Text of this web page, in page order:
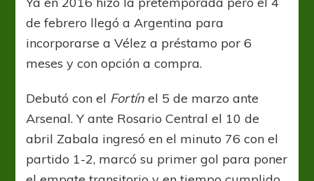
de febrero llegó a Argentina para
incorporarse a Vélez a préstamo por 6
meses y con opción a compra.
Debutó con el Fortín el 5 de marzo ante
Arsenal. Y ante Rosario Central el 10 de
abril Zabala ingresó en el minuto 76 con el
partido 1-2, marcó su primer gol para poner